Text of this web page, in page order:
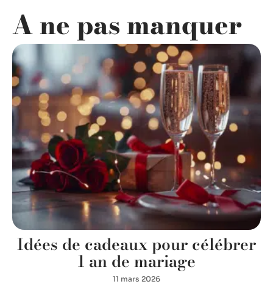
A ne pas manquer
Idées de cadeaux pour célébrer
1 an de mariage
11 mars 2026